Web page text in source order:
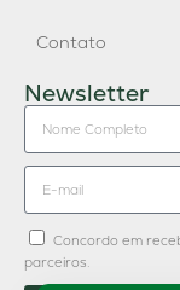
Contato
Newsletter
Concordo em
parceiros.